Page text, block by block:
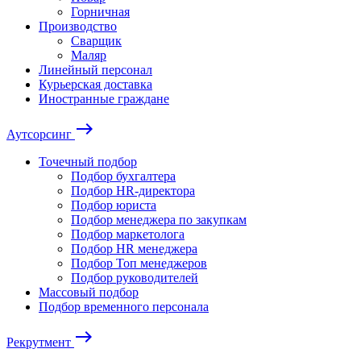
Горничная
Производство
Сварщик
Маляр
Линейный персонал
Курьерская доставка
Иностранные граждане
Аутсорсинг east
Точечный подбор
Подбор бухгалтера
Подбор HR-директора
Подбор юриста
Подбор менеджера по закупкам
Подбор маркетолога
Подбор HR менеджера
Подбор Топ менеджеров
Подбор руководителей
Массовый подбор
Подбор временного персонала
Рекрутмент east